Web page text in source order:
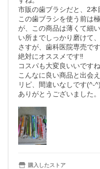
市販の歯ブラシだと、2
この歯ブラシを使う前は
が、この商品は薄くて細
い所までしっかり磨けて
さすが、歯科医院専売で
絶対にオススメです‼️
コスパも大変良いいですね
こんなに良い商品と出会
リピ、間違いなしです(^-^)
購入したストア